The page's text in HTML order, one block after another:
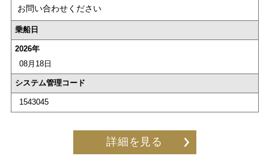
お問い合わせください
乗船日
2026年
08月18日
システム管理コード
1543045
詳細を見る